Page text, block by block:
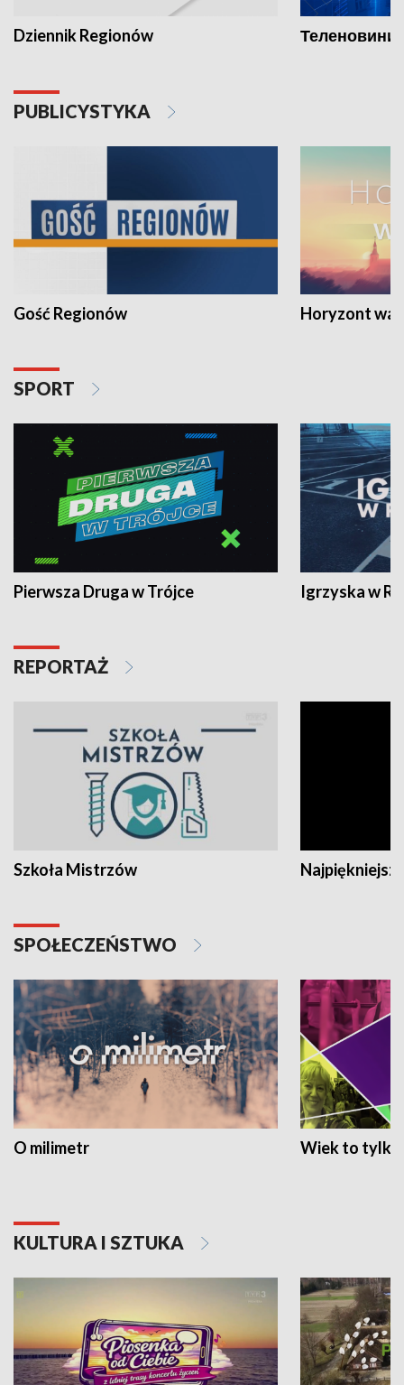
Dziennik Regionów Теленовини
PUBLICYSTYKA
Gość Regionów Horyzont
SPORT
Pierwsza Druga w Trójce Igrzyska w
REPORTAŻ
Szkoła Mistrzów
SPOŁECZEŃSTWO
O milimetr Wiek to tylko
KULTURA I SZTUKA